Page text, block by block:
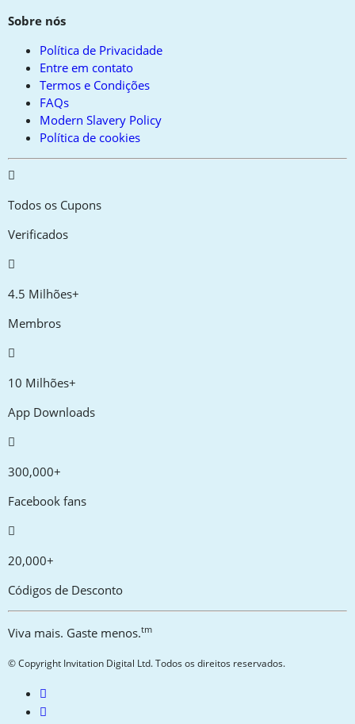
Sobre nós
Política de Privacidade
Entre em contato
Termos e Condições
FAQs
Modern Slavery Policy
Política de cookies
Todos os Cupons
Verificados
4.5 Milhões+
Membros
10 Milhões+
App Downloads
300,000+
Facebook fans
20,000+
Códigos de Desconto
Viva mais. Gaste menos.tm
© Copyright Invitation Digital Ltd. Todos os direitos reservados.